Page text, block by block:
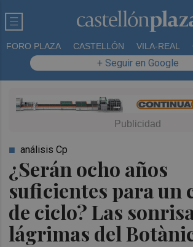
FORO PLAZA CASTELLÓN VILA-REAL
+ Seguir en Google
¿Serán ocho años
suficientes para un
de ciclo? Las
lágrimas del
análisis Cp